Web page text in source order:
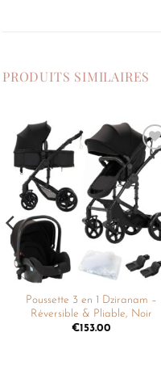
PRODUITS SIMILAIRES
Ajouter
à la
liste de
souhaits
Poussette 3 en 1 Dziranam –
Réversible & Pliable, Noir
€153.00